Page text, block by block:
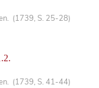
(1739, S. 25-28)
(1739, S. 41-44)